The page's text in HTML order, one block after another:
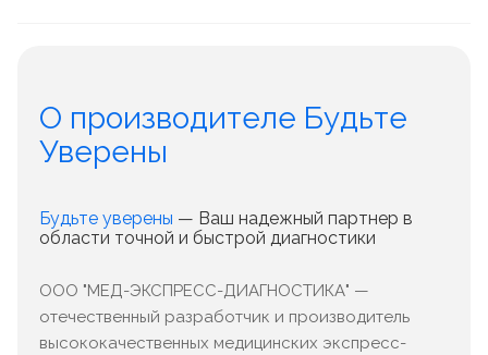
О производителе Будьте
Уверены
Будьте уверены — Ваш надежный партнер в
области точной и быстрой диагностики
ООО "МЕД-ЭКСПРЕСС-ДИАГНОСТИКА" —
отечественный разработчик и производитель
высококачественных медицинских экспресс-